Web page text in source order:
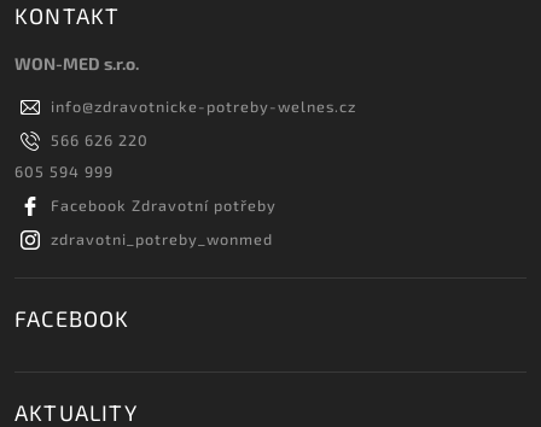
KONTAKT
WON-MED s.r.o.
info@zdravotnicke-potreby-welnes.cz
566 626 220
605 594 999
Facebook Zdravotní potřeby
zdravotni_potreby_wonmed
FACEBOOK
AKTUALITY